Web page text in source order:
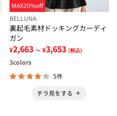
MAX20%off
BELLUNA
裏起毛素材ドッキングカーディ
ガン
¥2,663 ～ ¥3,653 (税込)
3colors
5件
チラ見をする